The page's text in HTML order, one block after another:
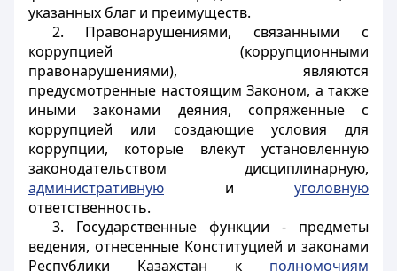
указанных благ и преимуществ.
2. Правонарушениями, связанными с
коррупцией (коррупционными
правонарушениями), являются
предусмотренные настоящим Законом, а также
иными законами деяния, сопряженные с
коррупцией или создающие условия для
коррупции, которые влекут установленную
законодательством дисциплинарную,
административную и уголовную
ответственность.
3. Государственные функции - предметы
ведения, отнесенные Конституцией и законами
Республики Казахстан к полномочиям